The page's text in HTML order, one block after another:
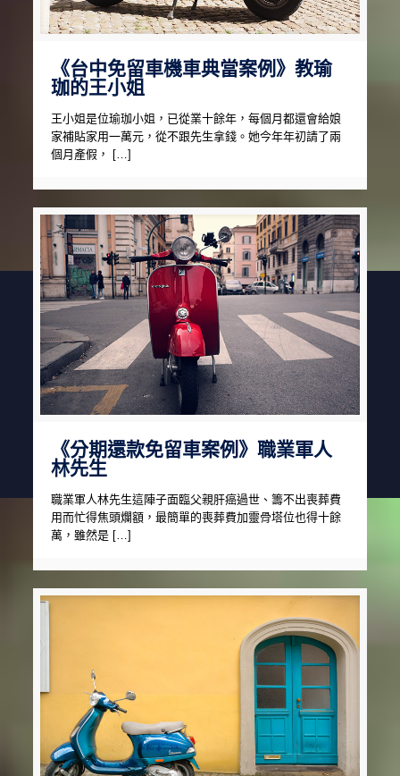
《台中免留車機車典當案例》教瑜
珈的王小姐
王小姐是位瑜珈小姐，已從業十餘年，每個月都還會給娘
家補貼家用一萬元，從不跟先生拿錢。她今年年初請了兩
個月產假， […]
《分期還款免留車案例》職業軍人
林先生
職業軍人林先生這陣子面臨父親肝癌過世、籌不出喪葬費
用而忙得焦頭爛額，最簡單的喪葬費加靈骨塔位也得十餘
萬，雖然是 […]